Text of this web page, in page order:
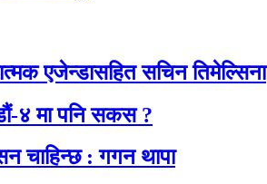
एजेन्डासहित सचिन तिमेल्सिना
४ मा पनि सकस ?
चाहिन्छ : गगन थापा